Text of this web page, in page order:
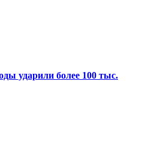
ударили более 100 тыс.